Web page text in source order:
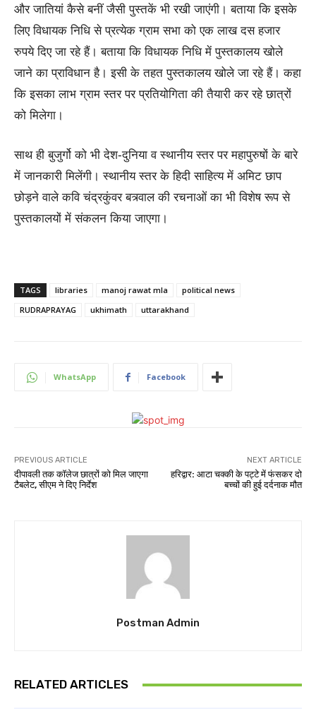
और जातियां कैसे बनीं जैसी पुस्तकें भी रखी जाएंगी। बताया कि इसके
लिए विधायक निधि से प्रत्येक ग्राम सभा को एक लाख दस हजार
रुपये दिए जा रहे हैं। बताया कि विधायक निधि में पुस्तकालय खोले
जाने का प्राविधान है। इसी के तहत पुस्तकालय खोले जा रहे हैं। कहा
कि इसका लाभ ग्राम स्तर पर प्रतियोगिता की तैयारी कर रहे छात्रों
को मिलेगा।
साथ ही बुजुर्गो को भी देश-दुनिया व स्थानीय स्तर पर महापुरुषों के बारे
में जानकारी मिलेंगी। स्थानीय स्तर के हिदी साहित्य में अमिट छाप
छोड़ने वाले कवि चंद्रकुंवर बत्र्वाल की रचनाओं का भी विशेष रूप से
पुस्तकालयों में संकलन किया जाएगा।
TAGS libraries manoj rawat mla
political news
RUDRAPRAYAG
ukhimath uttarakhand
WhatsApp Facebook
PREVIOUS ARTICLE
दीपावली तक कॉलेज छात्रों को मिल जाएगा
टैबलेट, सीएम ने दिए निर्देश
NEXT ARTICLE
हरिद्वार: आटा चक्की के पट्टे में फंसकर दो
बच्चों की हुई दर्दनाक मौत
Postman Admin
RELATED ARTICLES